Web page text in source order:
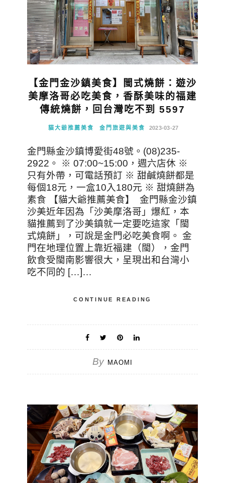
【金門金沙鎮美食】閩式燒餅：遊沙
美摩洛哥必吃美食，香酥美味的福建
傳統燒餅，回台灣吃不到 5597
貓大爺推薦美食 金門旅遊與美食 2023-03-27
金門縣金沙鎮博愛街48號。(08)235-
2922。 ※ 07:00~15:00，週六店休 ※
只有外帶，可電話預訂 ※ 甜鹹燒餅都是
每個18元，一盒10入180元 ※ 甜燒餅為
素食 【貓大爺推薦美食】 金門縣金沙鎮
沙美近年因為「沙美摩洛哥」爆紅，本
貓推薦到了沙美鎮就一定要吃這家「閩
式燒餅」，可說是金門必吃美食啊。 金
門在地理位置上靠近福建（閩），金門
飲食受閩南影響很大，呈現出和台灣小
吃不同的 […]…
CONTINUE READING
By MAOMI